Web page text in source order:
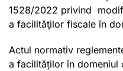
1528/2022 privind
a facilităţilor fiscale în
Actul normativ
a facilităților în domeniul